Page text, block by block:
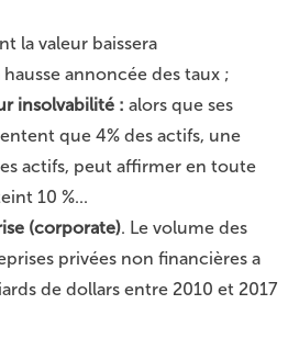
la valeur baissera
annoncée des taux ;
insolvabilité : alors que ses
que 4% des actifs, une
actifs, peut affirmer en toute
10 %...
(corporate). Le volume des
privées non financières a
de dollars entre 2010 et 2017